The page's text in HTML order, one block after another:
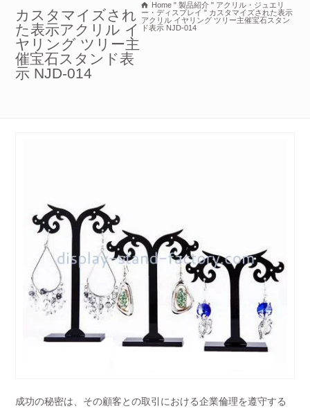
カスタマイズされ
た表示アクリル イ
ヤリング ツリー主
催宝石スタンド表
示 NJD-014
Home " 製品紹介 " アクリル・ジュエリ
ー・ディスプレイ " カスタマイズされた表示
アクリル イヤリング ツリー主催宝石スタン
ド表示 NJD-014
成功の秘密は、その顧客との取引における企業倫理を遵守する